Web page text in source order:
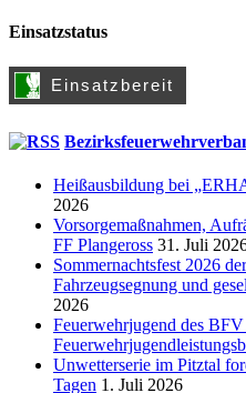
Einsatzstatus
Heißausbildung bei
2026
Vorsorgemaßnahmen,
FF Plangeross 31. Juli
Sommernachtsfest 2026
Fahrzeugsegnung und
2026
Feuerwehrjugend des
Unwetterserie im Pitztal
Tagen 1. Juli 2026